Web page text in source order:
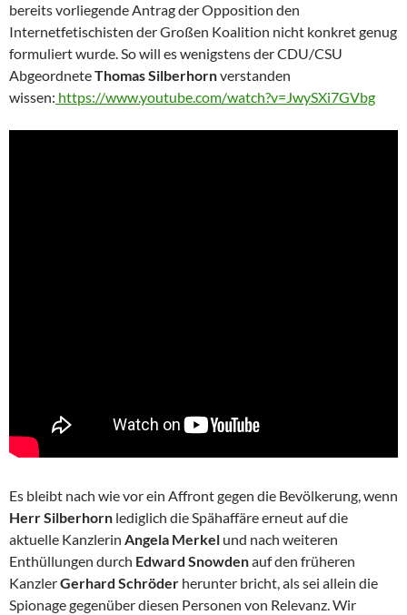
bereits vorliegende Antrag der Opposition den
Internetfetischisten der Großen Koalition nicht konkret genug
formuliert wurde. So will es wenigstens der CDU/CSU
AbgeordneteThomas Silberhornverstanden
wissen: https://www.youtube.com/watch?v=JwySXi7GVbg
Es bleibt nach wie vor ein Affront gegen die Bevölkerung, wenn
Herr Silberhorn lediglich die Spähaffäre erneut auf die
aktuelle Kanzlerin Angela Merkel und nach weiteren
Enthüllungen durch Edward Snowdenauf den früheren
KanzlerGerhard Schröder herunter bricht, als sei allein die
Spionage gegenüber diesen Personen von Relevanz. Wir